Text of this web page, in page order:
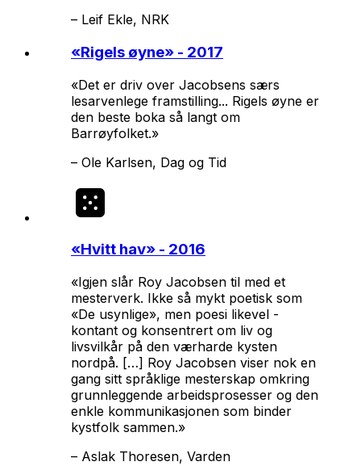
– Leif Ekle, NRK
«Rigels øyne» - 2017
«Det er driv over Jacobsens særs
lesarvenlege framstilling... Rigels øyne er
den beste boka så langt om
Barrøyfolket.»
– Ole Karlsen, Dag og Tid
«Hvitt hav» - 2016
«Igjen slår Roy Jacobsen til med et
mesterverk. Ikke så mykt poetisk som
«De usynlige», men poesi likevel -
kontant og konsentrert om liv og
livsvilkår på den værharde kysten
nordpå. […] Roy Jacobsen viser nok en
gang sitt språklige mesterskap omkring
grunnleggende arbeidsprosesser og den
enkle kommunikasjonen som binder
kystfolk sammen.»
– Aslak Thoresen, Varden